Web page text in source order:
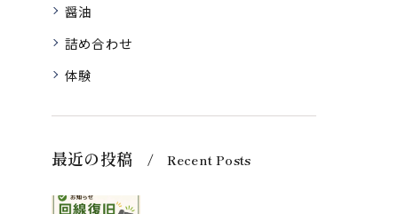
醤油
詰め合わせ
体験
最近の投稿 Recent Posts